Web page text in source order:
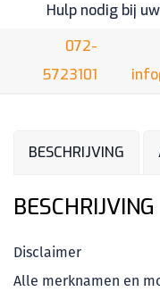
Hulp nodig bij
072-
5723101
BESCHRIJVING
BESCHRIJVING
Disclaimer
Alle merknamen en